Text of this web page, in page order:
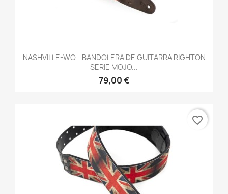
NASHVILLE-WO - BANDOLERA DE GUITARRA RIGHTON
SERIE MOJO...
79,00 €
favorite_border